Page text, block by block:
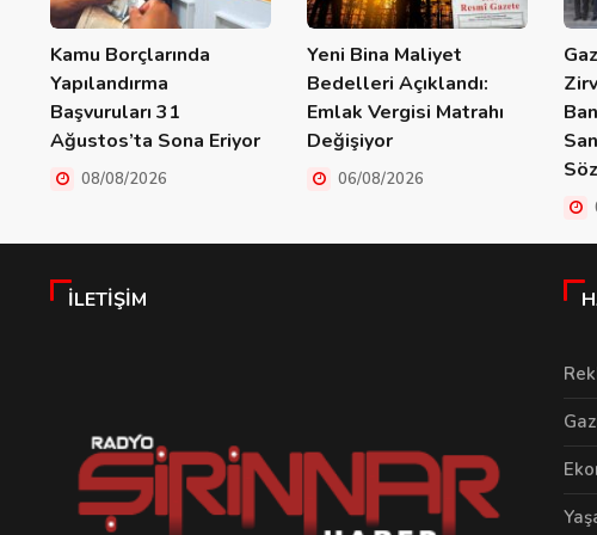
Kamu Borçlarında
Yapılandırma
Başvuruları 31
Ağustos’ta Sona Eriyor
08/08/2026
Yeni Bina Maliyet
Bedelleri Açıklandı:
Emlak Vergisi Matrahı
Değişiyor
06/08/2026
İLETIŞIM